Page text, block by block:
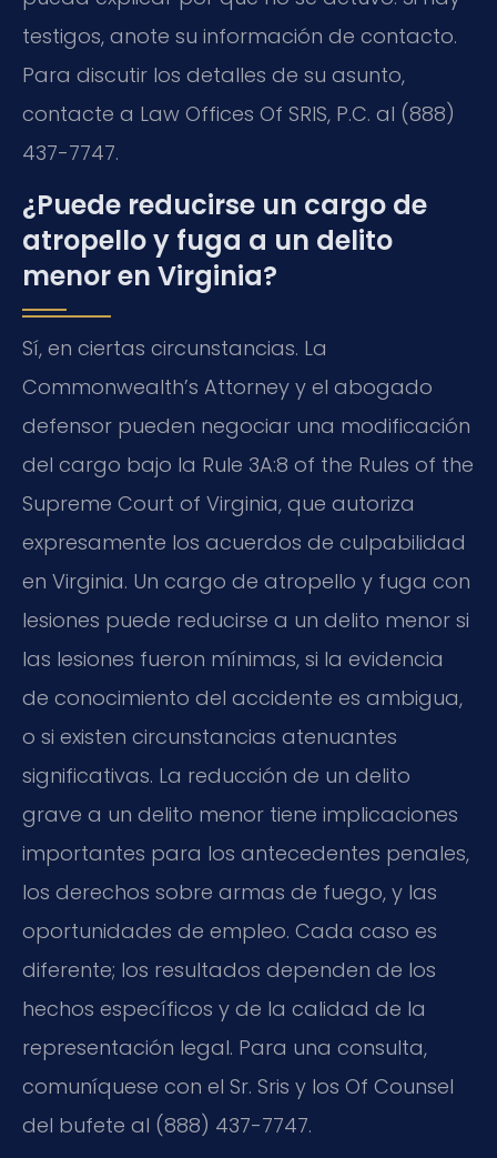
testigos, anote su información de contacto.
Para discutir los detalles de su asunto,
contacte a Law Offices Of SRIS, P.C. al (888)
437-7747.
¿Puede reducirse un cargo de
atropello y fuga a un delito
menor en Virginia?
Sí, en ciertas circunstancias. La
Commonwealth’s Attorney y el abogado
defensor pueden negociar una modificación
del cargo bajo la Rule 3A:8 of the Rules of the
Supreme Court of Virginia, que autoriza
expresamente los acuerdos de culpabilidad
en Virginia. Un cargo de atropello y fuga con
lesiones puede reducirse a un delito menor si
las lesiones fueron mínimas, si la evidencia
de conocimiento del accidente es ambigua,
o si existen circunstancias atenuantes
significativas. La reducción de un delito
grave a un delito menor tiene implicaciones
importantes para los antecedentes penales,
los derechos sobre armas de fuego, y las
oportunidades de empleo. Cada caso es
diferente; los resultados dependen de los
hechos específicos y de la calidad de la
representación legal. Para una consulta,
comuníquese con el Sr. Sris y los Of Counsel
del bufete al (888) 437-7747.